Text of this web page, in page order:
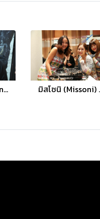
“NAGARA Painting Exhibition” ผลงานภาพวาดจากจิตวิญญาณ โดยดีไซเนอร์ “นาการา” ณ สยามพารากอน มิสโซนิ (Missoni) แ